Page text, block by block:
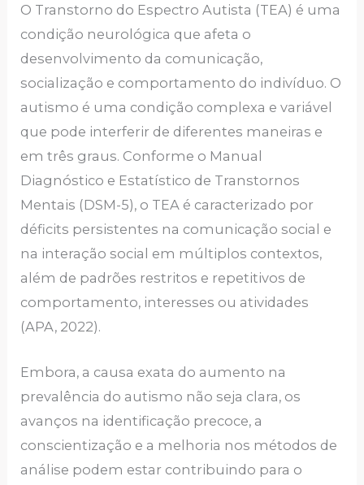
O Transtorno do Espectro Autista (TEA) é uma
condição neurológica que afeta o
desenvolvimento da comunicação,
socialização e comportamento do indivíduo. O
autismo é uma condição complexa e variável
que pode interferir de diferentes maneiras e
em três graus. Conforme o Manual
Diagnóstico e Estatístico de Transtornos
Mentais (DSM-5), o TEA é caracterizado por
déficits persistentes na comunicação social e
na interação social em múltiplos contextos,
além de padrões restritos e repetitivos de
comportamento, interesses ou atividades
(APA, 2022).
Embora, a causa exata do aumento na
prevalência do autismo não seja clara, os
avanços na identificação precoce, a
conscientização e a melhoria nos métodos de
análise podem estar contribuindo para o